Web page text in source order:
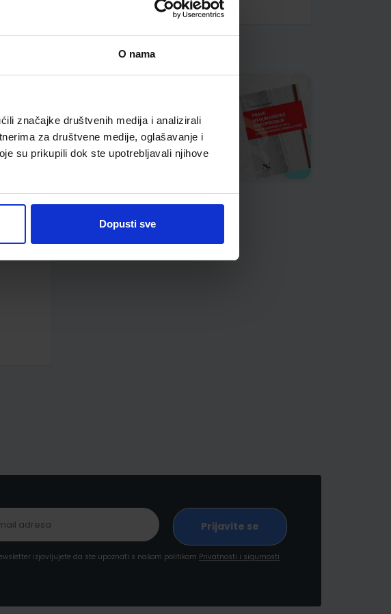
O nama
značajke društvenih medija i analizirali
za društvene medije, oglašavanje i
su prikupili dok ste upotrebljavali njihove
Dopusti sve
izjavljujete da ste upoznati s našom politikom Privatnosti i sigurnosti